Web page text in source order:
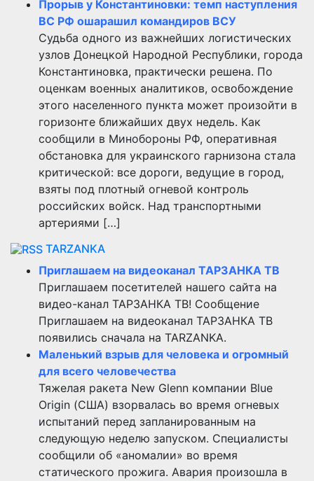
Прорыв у Константиновки: темп наступления
ВС РФ ошарашил командиров ВСУ
Судьба одного из важнейших логистических
узлов Донецкой Народной Республики, города
Константиновка, практически решена. По
оценкам военных аналитиков, освобождение
этого населенного пункта может произойти в
горизонте ближайших двух недель. Как
сообщили в Минобороны РФ, оперативная
обстановка для украинского гарнизона стала
критической: все дороги, ведущие в город,
взяты под плотный огневой контроль
российских войск. Над транспортными
артериями […]
TARZANKA
Приглашаем на видеоканал ТАРЗАНКА ТВ
Приглашаем посетителей нашего сайта на
видео-канал ТАРЗАНКА ТВ! Сообщение
Приглашаем на видеоканал ТАРЗАНКА ТВ
появились сначала на TARZANKA.
Маленький взрыв для человека и огромный
для всего человечества
Тяжелая ракета New Glenn компании Blue
Origin (США) взорвалась во время огневых
испытаний перед запланированным на
следующую неделю запуском. Специалисты
сообщили об «аномалии» во время
статического прожига. Авария произошла в